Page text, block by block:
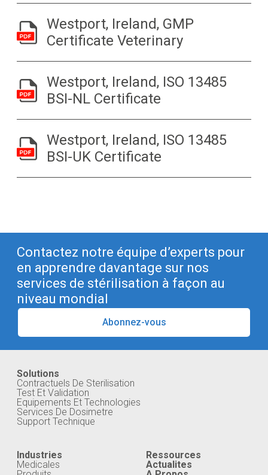
Westport, Ireland, GMP
Certificate Veterinary
Westport, Ireland, ISO 13485
BSI-NL Certificate
Westport, Ireland, ISO 13485
BSI-UK Certificate
Contactez notre équipe d’experts pour
en apprendre davantage sur nos
services de stérilisation à façon au
niveau mondial
Abonnez-vous
Solutions
Contractuels De Sterilisation
Test Et Validation
Equipements Et Technologies
Services De Dosimetre
Support Technique
Industries
Medicales
Ressources
Actualites